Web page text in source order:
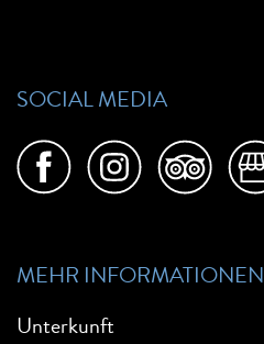
SOCIAL MEDIA
MEHR INFORMATIONEN
Unterkunft